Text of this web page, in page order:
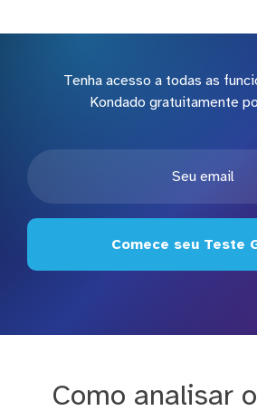
Tenha acesso a todas as
Kondado gratuitamente
Comece seu Teste
Como analisar